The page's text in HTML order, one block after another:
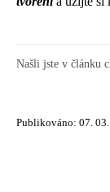
Našli jste v článku
Publikováno: 07.